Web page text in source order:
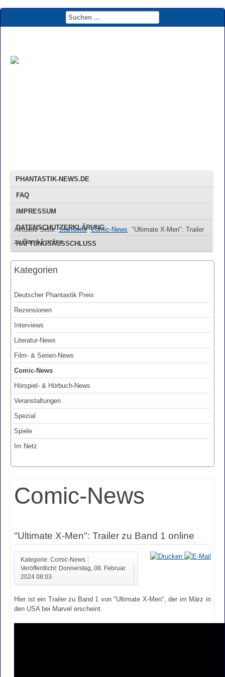
PHANTASTIK-NEWS.DE
FAQ
IMPRESSUM
DATENSCHUTZERKLÄRUNG
HAFTUNGSAUSSCHLUSS
Aktuelle Seite:Startseite Comic-News "Ultimate X-Men": Trailer
zu Band 1 online
Kategorien
Deutscher Phantastik Preis
Rezensionen
Interviews
Literatur-News
Film- & Serien-News
Comic-News
Hörspiel- & Hörbuch-News
Veranstaltungen
Spezial
Spiele
Im Netz
Comic-News
"Ultimate X-Men": Trailer zu Band 1 online
Kategorie: Comic-News
Veröffentlicht: Donnerstag, 08. Februar
2024 08:03
Hier ist ein Trailer zu Band 1 von "Ultimate X-Men", der im März in
den USA bei Marvel erscheint.